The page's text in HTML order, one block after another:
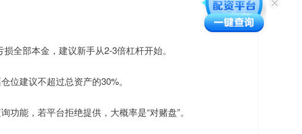
全部本金，建议新手从2-3倍杠杆开始。
位建议不超过总资产的30%。
能，若平台拒绝提供，大概率是“对赌盘”。